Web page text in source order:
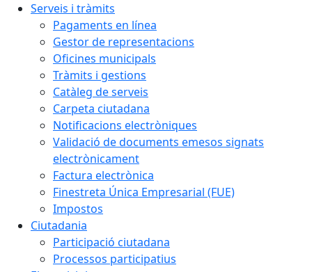
Serveis i tràmits
Pagaments en línea
Gestor de representacions
Oficines municipals
Tràmits i gestions
Catàleg de serveis
Carpeta ciutadana
Notificacions electròniques
Validació de documents emesos signats
electrònicament
Factura electrònica
Finestreta Única Empresarial (FUE)
Impostos
Ciutadania
Participació ciutadana
Processos participatius